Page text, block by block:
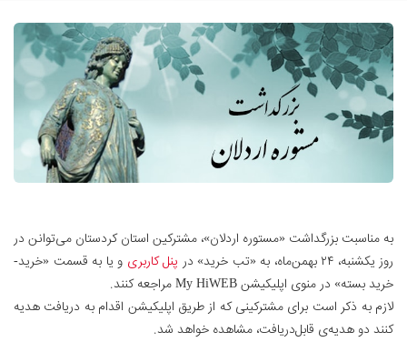
به مناسبت بزرگداشت «مستوره اردلان»، مشترکین استان کردستان می‌توانن در
روز یکشنبه، ۲۴ بهمن‌ماه، به «تب خرید» در
پنل کاربری و یا به قسمت «خرید-
خرید بسته» در منوی اپلیکیشن My HiWEB مراجعه کنند.
لازم به ذكر است برای مشترکینی که از طریق اپلیکیشن اقدام به دریافت هدیه
کنند دو هدیه‌ی قابل‌دریافت، مشاهده خواهد شد.